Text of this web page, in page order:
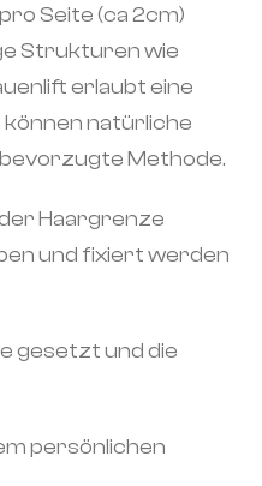
Seite (ca 2cm)
Strukturen wie
erlaubt eine
natürliche
Methode.
Haargrenze
und fixiert werden
gesetzt und die
persönlichen